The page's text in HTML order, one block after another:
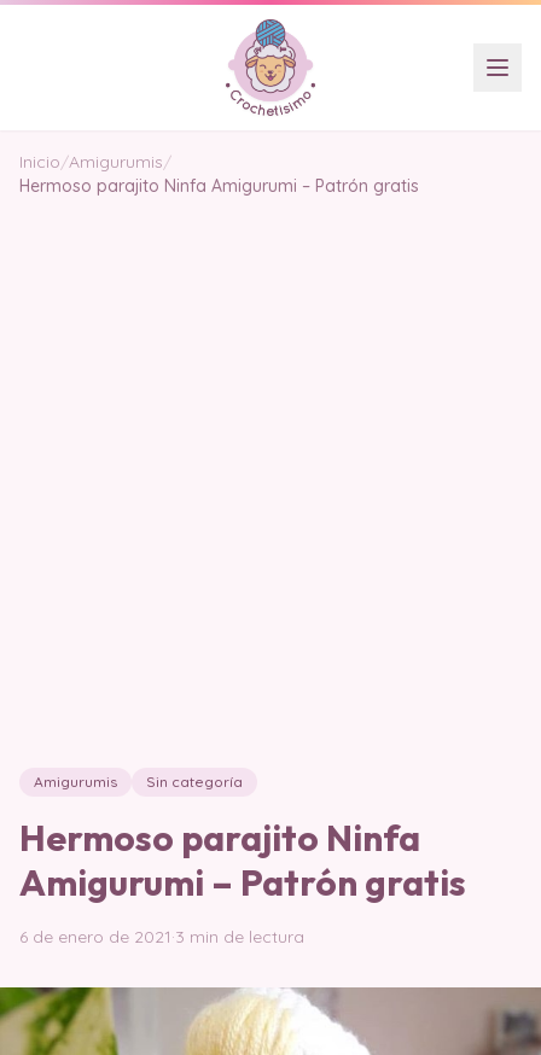
Inicio/Amigurumis/
Hermoso parajito Ninfa Amigurumi – Patrón gratis
Amigurumis Sin categoría
Hermoso parajito Ninfa
Amigurumi – Patrón gratis
6 de enero de 2021·3 min de lectura